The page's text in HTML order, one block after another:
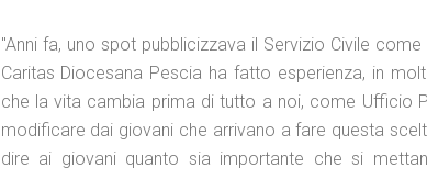
"Anni fa, uno spot pubblicizzava il Servizio Civile
Caritas Diocesana Pescia ha fatto esperienza, in
che la vita cambia prima di tutto a noi, come Ufficio
modificare dai giovani che arrivano a fare questa
dire ai giovani quanto sia importante che si